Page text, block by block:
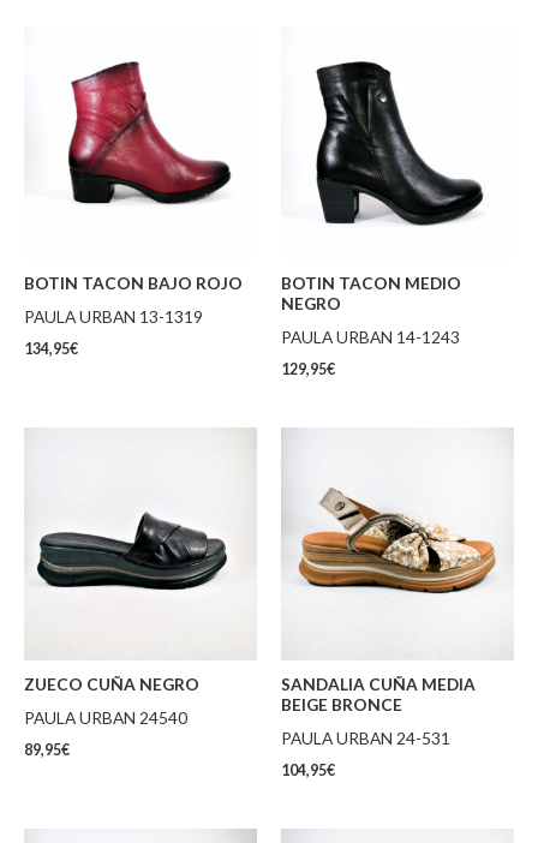
BOTIN TACON BAJO ROJO
PAULA URBAN 13-1319
134,95€
BOTIN TACON MEDIO
NEGRO
PAULA URBAN 14-1243
129,95€
ZUECO CUÑA NEGRO
PAULA URBAN 24540
89,95€
SANDALIA CUÑA MEDIA
BEIGE BRONCE
PAULA URBAN 24-531
104,95€